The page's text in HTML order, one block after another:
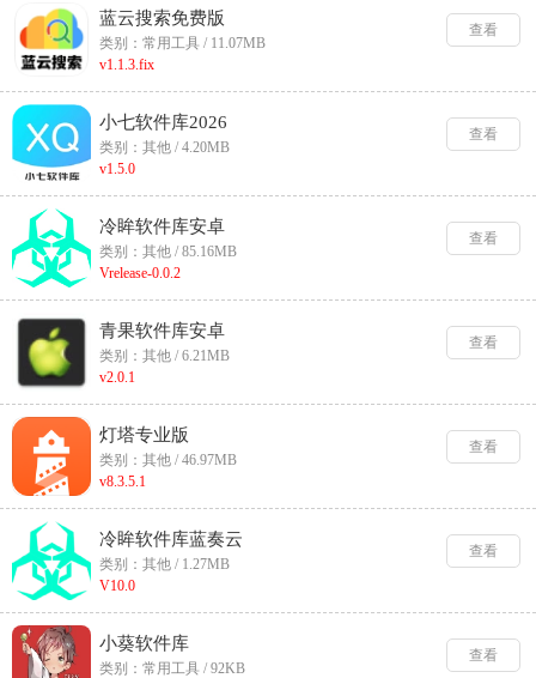
蓝云搜索免费版
类别：常用工具 / 11.07MB
v1.1.3.fix
查看
小七软件库2026
类别：其他 / 4.20MB
v1.5.0
查看
冷眸软件库安卓
类别：其他 / 85.16MB
Vrelease-0.0.2
查看
青果软件库安卓
类别：其他 / 6.21MB
v2.0.1
查看
灯塔专业版
类别：其他 / 46.97MB
v8.3.5.1
查看
冷眸软件库蓝奏云
类别：其他 / 1.27MB
V10.0
查看
小葵软件库
类别：常用工具 / 92KB
查看